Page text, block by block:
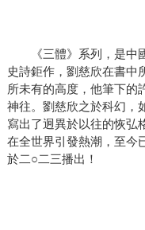
《三體》系列，是中國
史詩鉅作，劉慈欣在書中
所未有的高度，他筆下的
神往。劉慈欣之於科幻，
寫出了迥異於以往的恢弘
在全世界引發熱潮，至今
於二○二三播出！